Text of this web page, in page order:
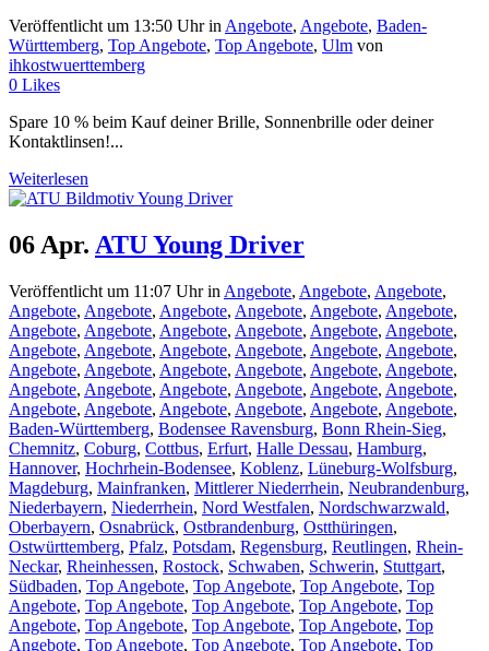
Veröffentlicht um 13:50 Uhrin Angebote, Angebote, Baden-
Württemberg, Top Angebote, Top Angebote, Ulm von
ihkostwuerttemberg
0 Likes
Spare 10 % beim Kauf deiner Brille, Sonnenbrille oder deiner
Kontaktlinsen!...
Weiterlesen
06 Apr. ATU Young Driver
Veröffentlicht um 11:07 Uhrin Angebote, Angebote, Angebote,
Angebote, Angebote, Angebote, Angebote, Angebote, Angebote,
Angebote, Angebote, Angebote, Angebote, Angebote, Angebote,
Angebote, Angebote, Angebote, Angebote, Angebote, Angebote,
Angebote, Angebote, Angebote, Angebote, Angebote, Angebote,
Angebote, Angebote, Angebote, Angebote, Angebote, Angebote,
Angebote, Angebote, Angebote, Angebote, Angebote, Angebote,
Baden-Württemberg, Bodensee Ravensburg, Bonn Rhein-Sieg,
Chemnitz, Coburg, Cottbus, Erfurt, Halle Dessau, Hamburg,
Hannover, Hochrhein-Bodensee, Koblenz, Lüneburg-Wolfsburg,
Magdeburg, Mainfranken, Mittlerer Niederrhein, Neubrandenburg,
Niederbayern, Niederrhein, Nord Westfalen, Nordschwarzwald,
Oberbayern, Osnabrück, Ostbrandenburg, Ostthüringen,
Ostwürttemberg, Pfalz, Potsdam, Regensburg, Reutlingen, Rhein-
Neckar, Rheinhessen, Rostock, Schwaben, Schwerin, Stuttgart,
Südbaden, Top Angebote, Top Angebote, Top Angebote, Top
Angebote, Top Angebote, Top Angebote, Top Angebote, Top
Angebote, Top Angebote, Top Angebote, Top Angebote, Top
Angebote, Top Angebote, Top Angebote, Top Angebote, Top